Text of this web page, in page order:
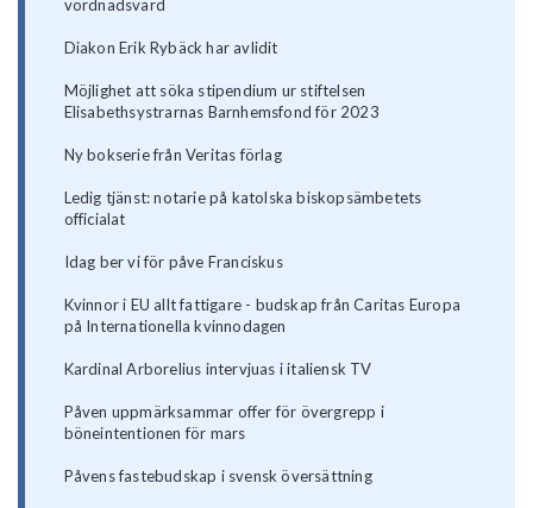
vördnadsvärd
Diakon Erik Rybäck har avlidit
Möjlighet att söka stipendium ur stiftelsen
Elisabethsystrarnas Barnhemsfond för 2023
Ny bokserie från Veritas förlag
Ledig tjänst: notarie på katolska biskopsämbetets
officialat
Idag ber vi för påve Franciskus
Kvinnor i EU allt fattigare - budskap från Caritas Europa
på Internationella kvinnodagen
Kardinal Arborelius intervjuas i italiensk TV
Påven uppmärksammar offer för övergrepp i
böneintentionen för mars
Påvens fastebudskap i svensk översättning